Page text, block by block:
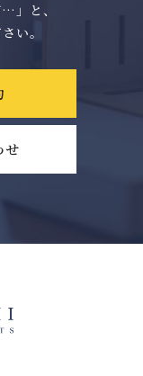
」と、
い。
せ